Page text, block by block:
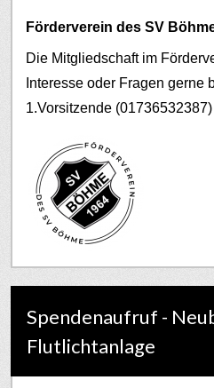
Förderverein des SV
Die Mitgliedschaft im
Interesse oder Fragen gerne
1.Vorsitzende
Spendenaufruf -
Flutlichtanlage